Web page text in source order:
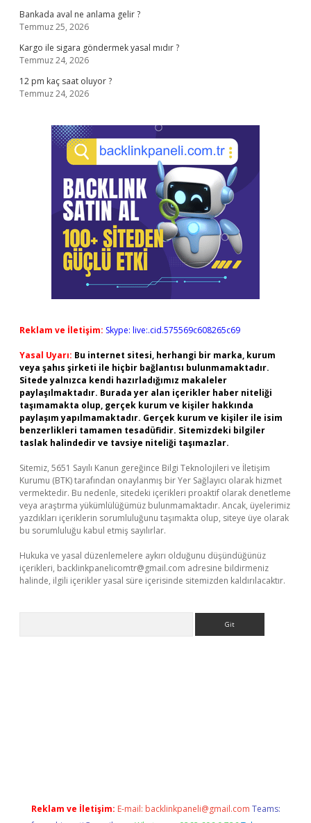
Bankada aval ne anlama gelir ?
Temmuz 25, 2026
Kargo ile sigara göndermek yasal mıdır ?
Temmuz 24, 2026
12 pm kaç saat oluyor ?
Temmuz 24, 2026
Reklam ve İletişim: Skype: live:.cid.575569c608265c69
Yasal Uyarı: Bu internet sitesi, herhangi bir marka, kurum
veya şahıs şirketi ile hiçbir bağlantısı bulunmamaktadır.
Sitede yalnızca kendi hazırladığımız makaleler
paylaşılmaktadır. Burada yer alan içerikler haber niteliği
taşımamakta olup, gerçek kurum ve kişiler hakkında
paylaşım yapılmamaktadır. Gerçek kurum ve kişiler ile isim
benzerlikleri tamamen tesadüfidir. Sitemizdeki bilgiler
taslak halindedir ve tavsiye niteliği taşımazlar.
Sitemiz, 5651 Sayılı Kanun gereğince Bilgi Teknolojileri ve İletişim
Kurumu (BTK) tarafından onaylanmış bir Yer Sağlayıcı olarak hizmet
vermektedir. Bu nedenle, sitedeki içerikleri proaktif olarak denetleme
veya araştırma yükümlülüğümüz bulunmamaktadır. Ancak, üyelerimiz
yazdıkları içeriklerin sorumluluğunu taşımakta olup, siteye üye olarak
bu sorumluluğu kabul etmiş sayılırlar.
Hukuka ve yasal düzenlemelere aykırı olduğunu düşündüğünüz
içerikleri, backlinkpanelicomtr@gmail.com adresine bildirmeniz
halinde, ilgili içerikler yasal süre içerisinde sitemizden kaldırılacaktır.
Reklam ve İletişim: E-mail: backlinkpaneli@gmail.com Teams: